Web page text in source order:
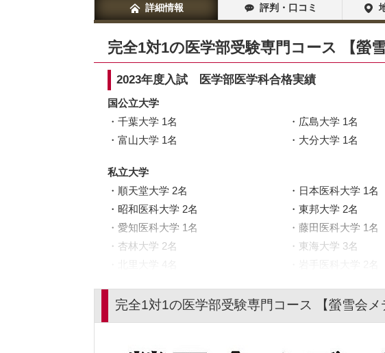
詳細情報 評判・口コミ
完全1対1の医学部受験専門コース 【螢
2023年度入試 医学部医学科合格実績
国公立大学
千葉大学 1名
広島大学 1名
富山大学 1名
大分大学 1名
私立大学
順天堂大学 2名
日本医科大学 1名
昭和医科大学 2名
東邦大学 2名
愛知医科大学 1名
藤田医科大学 1名
杏林大学 2名
東海大学 3名
完全1対1の医学部受験専門コース 【螢雪会